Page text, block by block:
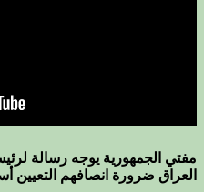
مفتي الجمهورية يوجه رسالة
العراق ضرورة انصافهم التعيين